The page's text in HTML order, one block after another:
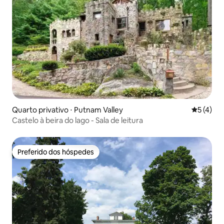
Quarto privativo ⋅ Putnam Valley 5 de
5 (4)
Castelo à beira do lago - Sala de leitura
Preferido dos hóspedes
Preferido dos hóspedes